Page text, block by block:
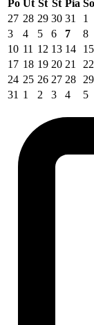
Po Ut St Št Pia So
27 28 29 30 31 1
3
4 5 6 7 8
10 11 12 13 14 15
17 18 19 20 21 22
24 25 26 27 28 29
31 1 2 3 4 5